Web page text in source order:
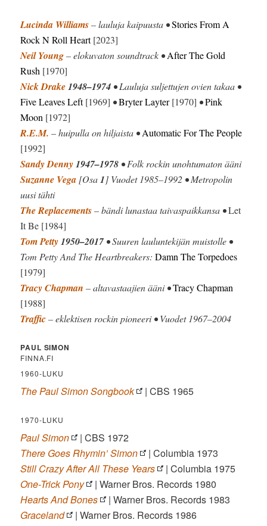
Lucinda Williams– lauluja kaipuusta •Stories From A
Rock N Roll Heart[2023]
Neil Young– elokuvaton soundtrack •After The Gold
Rush [1970]
Nick Drake1948–1974 • Lauluja suljettujen ovien takaa •
Five Leaves Left[1969] •Bryter Layter[1970] •Pink
Moon [1972]
R.E.M. – huipulla on hiljaista •Automatic For The People
[1992]
Sandy Denny1947–1978 • Folk rockin unohtumaton ääni
Suzanne Vega [Osa1] Vuodet 1985–1992 • Metropolin
uusi tähti
The Replacements– bändi lunastaa taivaspaikkansa •Let
It Be [1984]
Tom Petty1950–2017• Suuren lauluntekijän muistolle •
Tom Petty And The Heartbreakers:Damn The Torpedoes
[1979]
Tracy Chapman – altavastaajien ääni •Tracy Chapman
[1988]
Traffic– eklektisen rockin pioneeri • Vuodet 1967–2004
PAUL SIMON
FINNA.FI
1960-LUKU
The Paul Simon Songbook | CBS 1965
1970-LUKU
Paul Simon
| CBS 1972
There Goes Rhymin’ Simon
| Columbia 1973
Still Crazy After All These Years
| Columbia 1975
One-Trick Pony
| Warner Bros. Records 1980
Hearts And Bones
| Warner Bros. Records 1983
Graceland
| Warner Bros. Records 1986